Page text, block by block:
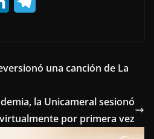
k
d
I
e
r
a
una canción de La
la Unicameral sesionó
virtualmente por primera vez